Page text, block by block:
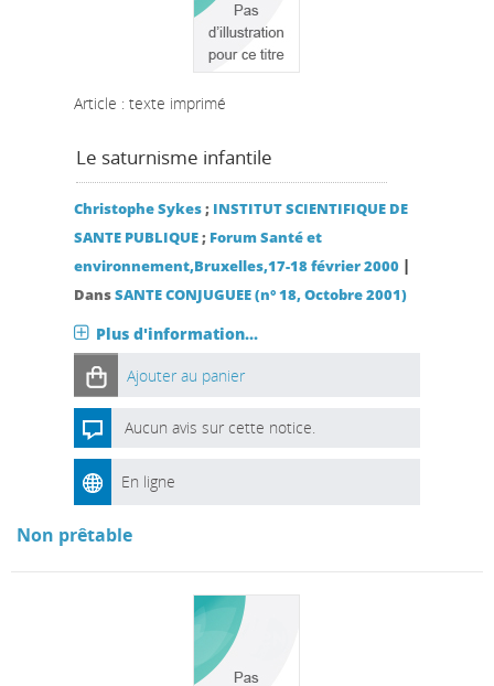
Article : texte imprimé
Le saturnisme infantile
Christophe Sykes; INSTITUT SCIENTIFIQUE DE
SANTE PUBLIQUE; Forum Santé et
environnement,Bruxelles,17-18 février 2000 |
DansSANTE CONJUGUEE (n° 18, Octobre 2001)
Plus d'information...
Ajouter au panier
Aucun avis sur cette notice.
En ligne
Non prêtable